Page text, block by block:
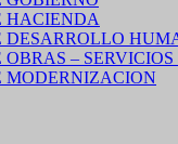
HACIENDA
DESARROLLO
OBRAS –
MODERNIZACION